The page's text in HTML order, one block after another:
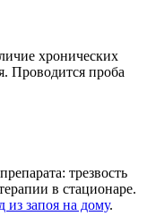
хронических
Проводится проба
трезвость
в стационаре.
из запоя на дому.